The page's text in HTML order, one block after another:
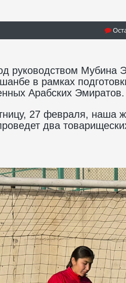
руководством Мубина
в рамках
Арабских Эмиратов.
27 февраля, наша
два